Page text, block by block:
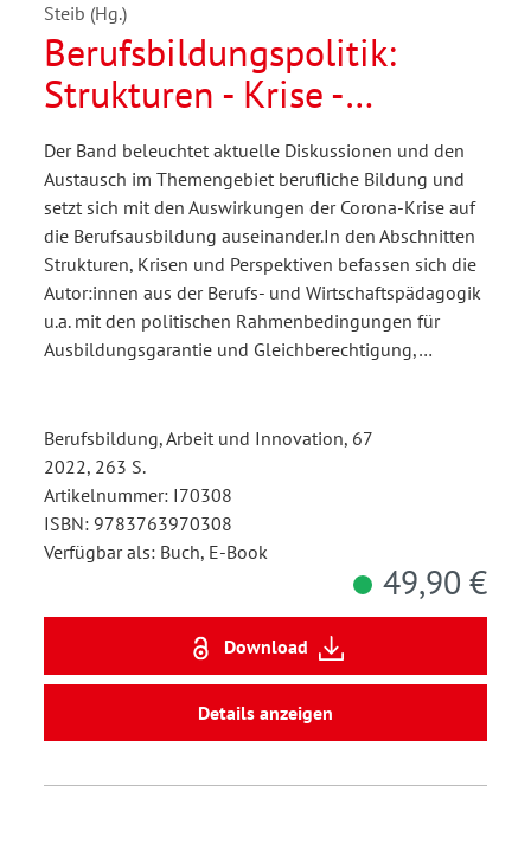
Steib (Hg.)
Berufsbildungspolitik:
Strukturen - Krise -
Perspektiven
Der Band beleuchtet aktuelle Diskussionen und den
Austausch im Themengebiet berufliche Bildung und
setzt sich mit den Auswirkungen der Corona-Krise auf
die Berufsausbildung auseinander.In den Abschnitten
Strukturen, Krisen und Perspektiven befassen sich die
Autor:innen aus der Berufs- und Wirtschaftspädagogik
u.a. mit den politischen Rahmenbedingungen für
Ausbildungsgarantie und Gleichberechtigung,…
Berufsbildung, Arbeit und Innovation, 67
2022, 263 S.
Artikelnummer: I70308
ISBN: 9783763970308
Verfügbar als: Buch, E-Book
49,90 €
Download
Details anzeigen